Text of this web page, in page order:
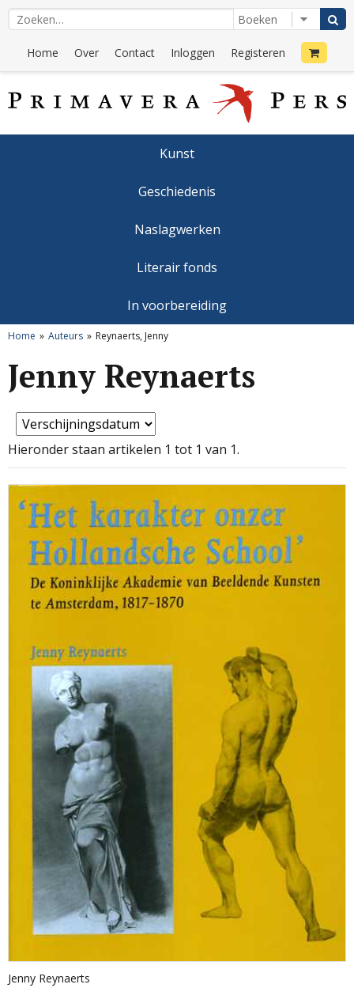
Home Over Contact Inloggen Registeren
Kunst
Geschiedenis
Naslagwerken
Literair fonds
In voorbereiding
Home Auteurs Reynaerts, Jenny
Jenny Reynaerts
Hieronder staan artikelen 1 tot 1 van 1.
Jenny Reynaerts